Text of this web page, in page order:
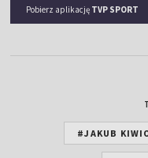
Pobierz aplikację TVP SPORT
#JAKUB